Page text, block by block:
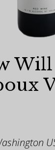
Will